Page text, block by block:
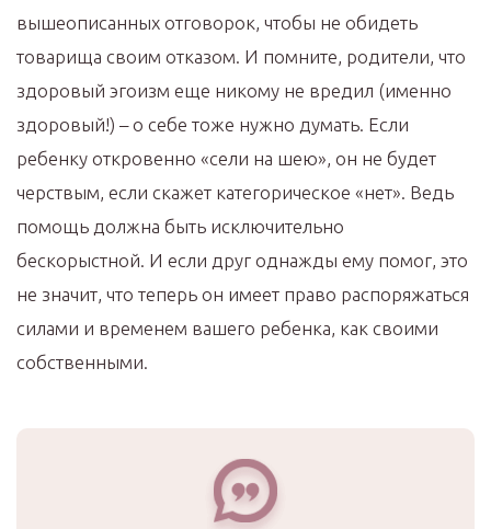
вышеописанных отговорок, чтобы не обидеть
товарища своим отказом. И помните, родители, что
здоровый эгоизм еще никому не вредил (именно
здоровый!) – о себе тоже нужно думать. Если
ребенку откровенно «сели на шею», он не будет
черствым, если скажет категорическое «нет». Ведь
помощь должна быть исключительно
бескорыстной. И если друг однажды ему помог, это
не значит, что теперь он имеет право распоряжаться
силами и временем вашего ребенка, как своими
собственными.